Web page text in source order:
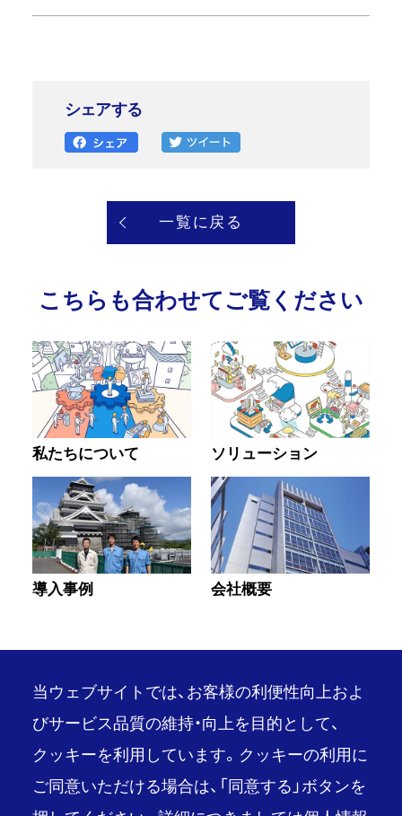
シェアする
一覧に戻る
こちらも合わせてご覧ください
私たちについて ソリューション
導入事例 会社概要
推奨環境 ご利用条件
当ウェブサイトでは、お客様の利便性向上およ
びサービス品質の維持・向上を目的として、
クッキーを利用しています。クッキーの利用に
ご同意いただける場合は、「同意する」ボタンを